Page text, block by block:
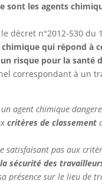
sont les agents
décret n°2012-530
qui répond à
risque pour la santé
correspondant à un
agent chimique
critères de classement
satisfaisant pas aux
sécurité des
présence sur le lieu